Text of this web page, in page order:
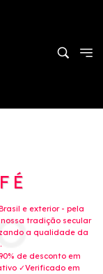
e exterior - pela
tradição secular
a qualidade da
de desconto em
✓Verificado em